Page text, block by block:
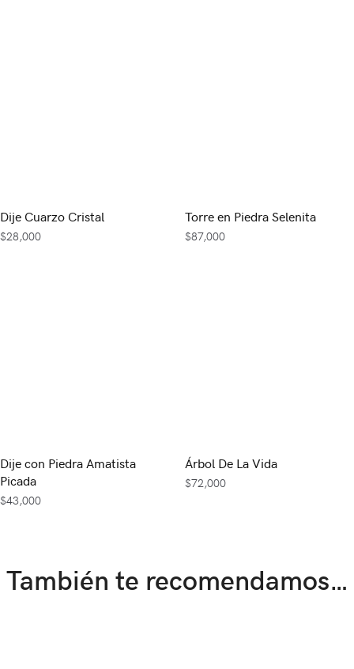
Dije Cuarzo Cristal
$28,000
Torre en Piedra Selenita
$87,000
Dije con Piedra Amatista
Picada
$43,000
Árbol De La Vida
$72,000
También te recomendamos…